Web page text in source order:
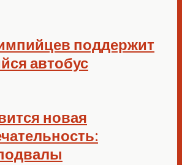
поддержит
автобус
новая